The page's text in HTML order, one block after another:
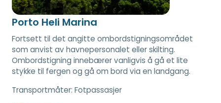
Porto Heli Marina
Fortsett til det angitte ombordstigningsområdet
som anvist av havnepersonalet eller skilting.
Ombordstigning innebærer vanligvis å gå et lite
stykke til fergen og gå om bord via en landgang.
Transportmåter: Fotpassasjer